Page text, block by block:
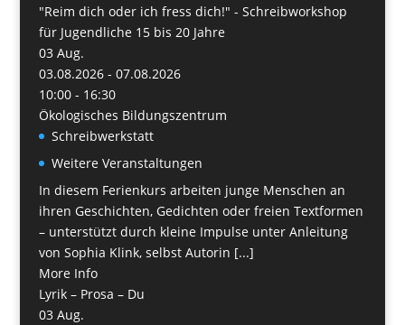
"Reim dich oder ich fress dich!" - Schreibworkshop
für Jugendliche 15 bis 20 Jahre
03 Aug.
03.08.2026 - 07.08.2026
10:00 - 16:30
Ökologisches Bildungszentrum
Schreibwerkstatt
Weitere Veranstaltungen
In diesem Ferienkurs arbeiten junge Menschen an
ihren Geschichten, Gedichten oder freien Textformen
– unterstützt durch kleine Impulse unter Anleitung
von Sophia Klink, selbst Autorin [...]
More Info
Lyrik – Prosa – Du
03 Aug.